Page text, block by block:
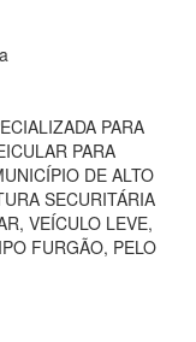
PARA
PARA
DE ALTO
SECURITÁRIA
VEÍCULO LEVE,
FURGÃO, PELO